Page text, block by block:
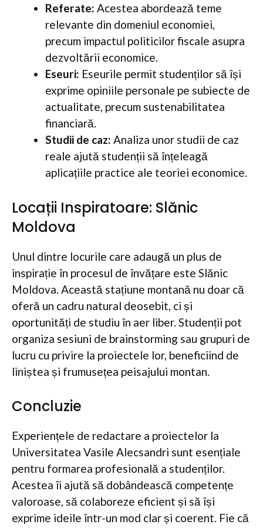
Referate: Acestea abordează teme
relevante din domeniul economiei,
precum impactul politicilor fiscale asupra
dezvoltării economice.
Eseuri: Eseurile permit studenților să își
exprime opiniile personale pe subiecte de
actualitate, precum sustenabilitatea
financiară.
Studii de caz: Analiza unor studii de caz
reale ajută studenții să înțeleagă
aplicațiile practice ale teoriei economice.
Locații Inspiratoare: Slănic
Moldova
Unul dintre locurile care adaugă un plus de
inspirație în procesul de învățare este Slănic
Moldova. Această stațiune montană nu doar că
oferă un cadru natural deosebit, ci și
oportunități de studiu în aer liber. Studenții pot
organiza sesiuni de brainstorming sau grupuri de
lucru cu privire la proiectele lor, beneficiind de
liniștea și frumusețea peisajului montan.
Concluzie
Experiențele de redactare a proiectelor la
Universitatea Vasile Alecsandri sunt esențiale
pentru formarea profesională a studenților.
Acestea îi ajută să dobândească competențe
valoroase, să colaboreze eficient și să își
exprime ideile într-un mod clar și coerent. Fie că